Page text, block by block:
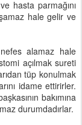
hasta parmağını
hale gelir ve
alamaz hale
açılmak sureti
tüp konulmak
idame ettirirler.
bakımına
durumdadırlar.